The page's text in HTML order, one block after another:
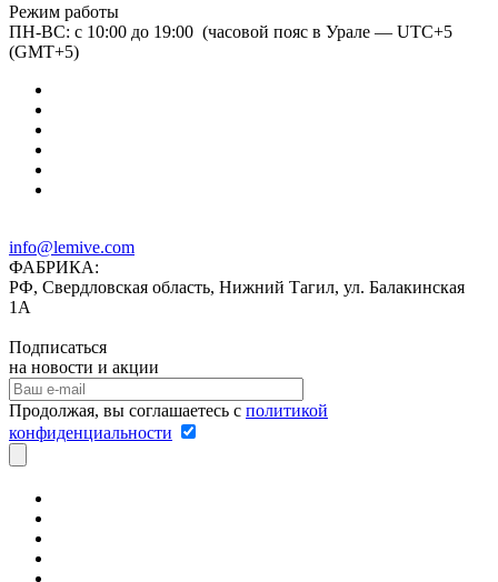
Режим работы
ПН-ВС: с 10:00 до 19:00 (часовой пояс в Урале — UTC+5
(GMT+5)
info@lemive.com
ФАБРИКА:
РФ, Свердловская область, Нижний Тагил, ул. Балакинская
1А
Подписаться
на новости и акции
Продолжая, вы соглашаетесь с политикой
конфиденциальности